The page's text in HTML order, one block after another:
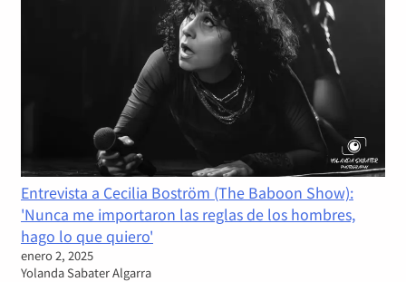
Entrevista a Cecilia Boström (The Baboon Show):
'Nunca me importaron las reglas de los hombres,
hago lo que quiero'
enero 2, 2025
Yolanda Sabater Algarra